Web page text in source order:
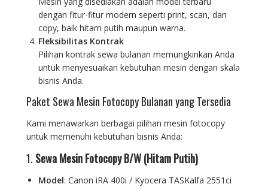
dengan fitur-fitur modern seperti print, scan, dan
copy, baik hitam putih maupun warna.
Fleksibilitas Kontrak
Pilihan kontrak sewa bulanan memungkinkan Anda
untuk menyesuaikan kebutuhan mesin dengan skala
bisnis Anda.
Paket Sewa Mesin Fotocopy Bulanan yang Tersedia
Kami menawarkan berbagai pilihan mesin fotocopy
untuk memenuhi kebutuhan bisnis Anda:
1. Sewa Mesin Fotocopy B/W (Hitam Putih)
Model: Canon iRA 400i / Kyocera TASKalfa 2551ci